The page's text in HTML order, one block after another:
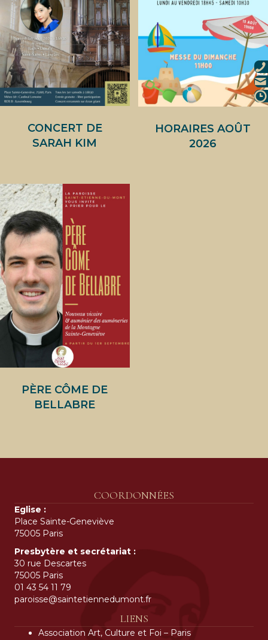
CONCERT DE
SARAH KIM
HORAIRES AOÛT
2026
PÈRE CÔME DE
BELLABRE
COORDONNÉES
Eglise :
Place Sainte-Geneviève
75005 Paris
Presbytère et secrétariat :
30 rue Descartes
75005 Paris
01 43 54 11 79
paroisse@saintetiennedumont.fr
LIENS
Association Art, Culture et Foi – Paris